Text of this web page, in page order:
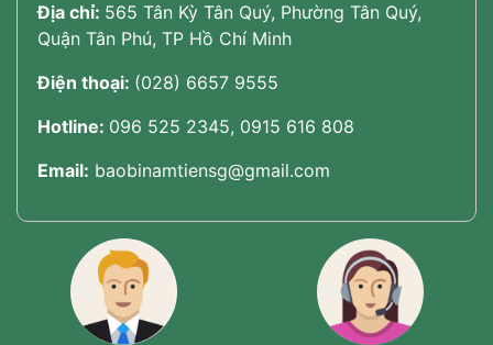
Địa chỉ: 565 Tân Kỳ Tân Quý, Phường Tân Quý,
Quận Tân Phú, TP Hồ Chí Minh
Điện thoại: (028) 6657 9555
Hotline: 096 525 2345, 0915 616 808
Email: baobinamtiensg@gmail.com